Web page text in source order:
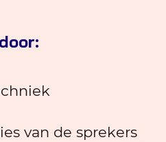
van de sprekers